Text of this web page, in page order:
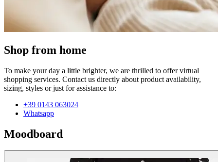
Shop from home
To make your day a little brighter, we are thrilled to offer virtual
shopping services. Contact us directly about product availability,
sizing, styles or just for assistance to:
+39 0143 063024
Whatsapp
Moodboard